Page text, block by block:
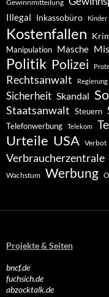
Gewinnmitteilung
Illegal Inkassobüro Kinder
Kostenfallen
Manipulation Masche
Politik Polizei
Rechtsanwalt Regierung
Sicherheit Skandal
Staatsanwalt Steuern
Telefonwerbung Telekom
Urteile USA Verbot
Verbraucherzentrale
Wachstum Werbung
Projekte & Seiten
bncf.de
fuchsich.de
abzocktalk.de